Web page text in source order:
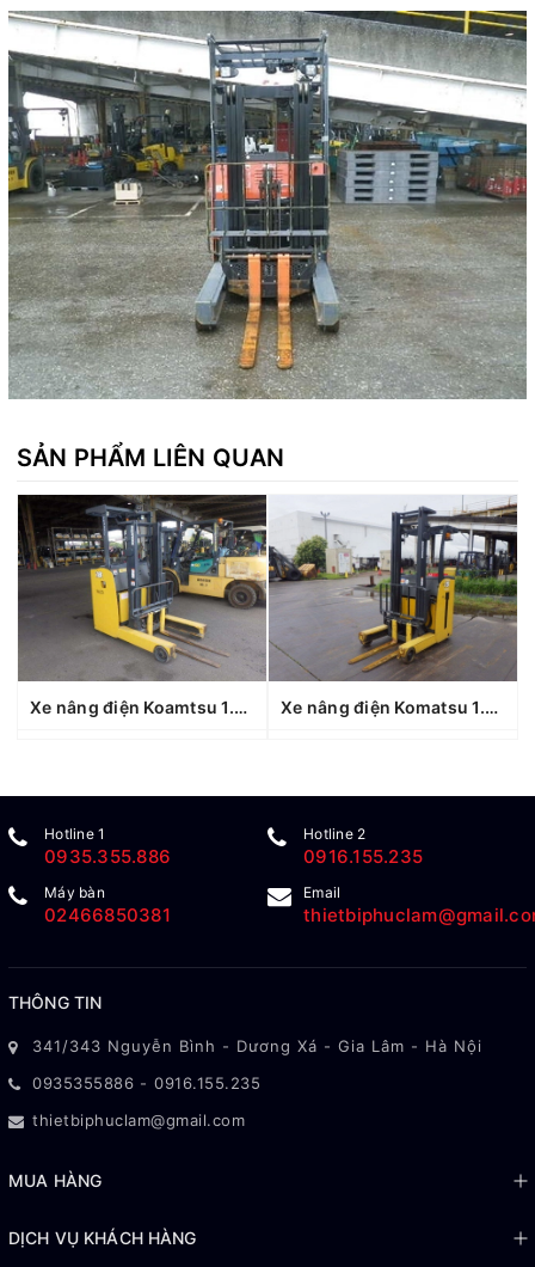
SẢN PHẨM LIÊN QUAN
Xe nâng điện Koamtsu 1.8 tấn FB18RL-15 (160693), sản xuất năm 2021 Xe nâng điện Komatsu 1.5 tấn Fb15RL-14 (1440370), sản xuất năm 2010
Hotline 1
0935.355.886
Hotline 2
0916.155.235
Máy bàn
02466850381
Email
THÔNG TIN
341/343 Nguyễn Bình - Dương Xá - Gia Lâm - Hà Nội
0935355886 - 0916.155.235
thietbiphuclam@gmail.com
MUA HÀNG
DỊCH VỤ KHÁCH HÀNG